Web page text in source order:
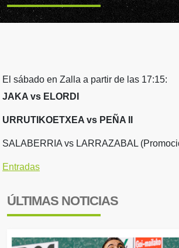
El sábado en Zalla a partir de las 17:15:
JAKA vs ELORDI
URRUTIKOETXEA vs PEÑA II
SALABERRIA vs LARRAZABAL
Entradas
ÚLTIMAS NOTICIAS